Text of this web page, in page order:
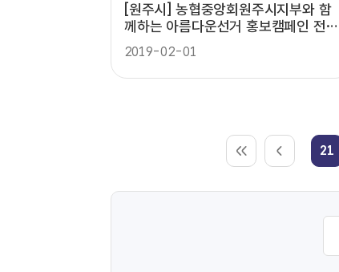
[원주시] 농협중앙회원주시지부와 함
께하는 아름다운선거 홍보캠페인 전
개
2019-02-01
21